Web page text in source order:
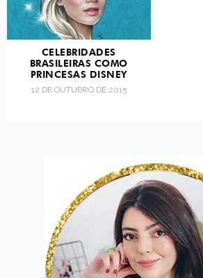
CELEBRIDADES
BRASILEIRAS COMO
PRINCESAS DISNEY
12 DE OUTUBRO DE 2015